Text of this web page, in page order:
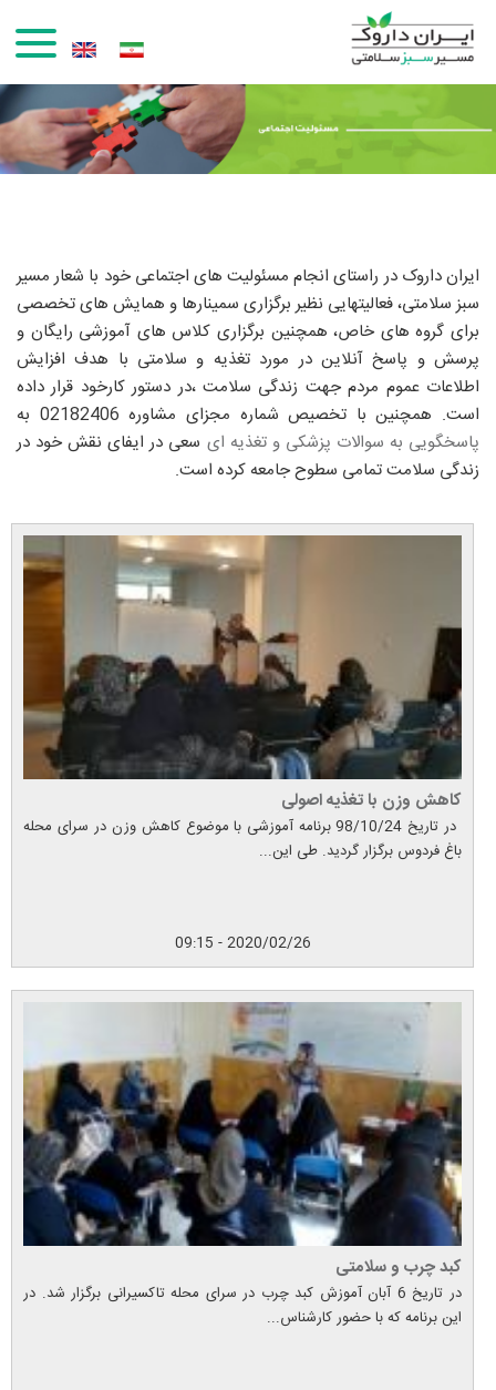
رفتن به محتوای اصلی
ایران داروک در راستای انجام مسئولیت های اجتماعی خود با شعار مسیر
سبز سلامتی، فعالیتهایی نظیر برگزاری سمینارها و همایش های تخصصی
برای گروه های خاص، همچنین برگزاری کلاس های آموزشی رایگان و
پرسش و پاسخ آنلاین در مورد تغذیه و سلامتی با هدف افزایش
اطلاعات عموم مردم جهت زندگی سلامت ،در دستور کارخود قرار داده
است. همچنین با تخصیص شماره مجزای مشاوره 02182406 به
پاسخگویی به سوالات پزشکی و تغذیه ای سعی در ایفای نقش خود در
زندگی سلامت تمامی سطوح جامعه کرده است.
کاهش وزن با تغذیه اصولی
در تاریخ 98/10/24 برنامه آموزشی با موضوع کاهش وزن در سرای محله
باغ فردوس برگزار گردید. طی این...
2020/02/26 - 09:15
کبد چرب و سلامتی
در تاریخ 6 آبان آموزش کبد چرب در سرای محله تاکسیرانی برگزار شد. در
این برنامه که با حضور کارشناس...